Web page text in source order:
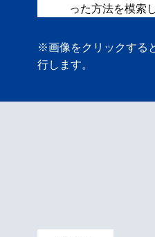
った方法を模索
※画像をクリックする
行します。